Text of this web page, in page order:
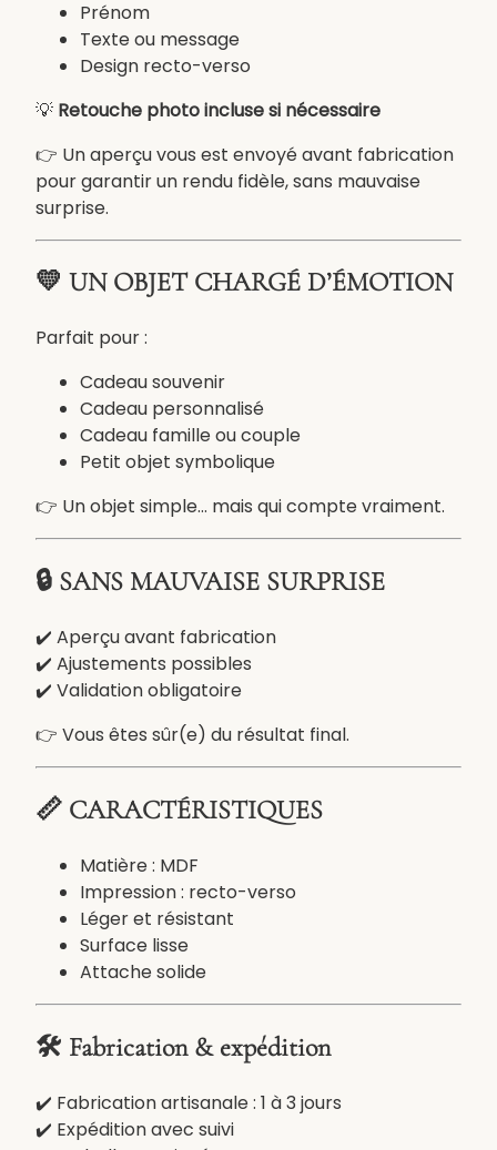
F
e
c
t
v
r
c
o
o
–
S
u
v
n
u
e
e
d
u
Prénom
Texte ou message
Design recto-verso
💡 Retouche photo incluse si nécessaire
👉 Un aperçu vous est envoyé avant fabrication
pour garantir un rendu fidèle, sans mauvaise
surprise.
💛 UN OBJET CHARGÉ D’ÉMOTION
Parfait pour :
Cadeau souvenir
Cadeau personnalisé
Cadeau famille ou couple
Petit objet symbolique
👉 Un objet simple… mais qui compte vraiment.
🔒 SANS MAUVAISE SURPRISE
✔️ Aperçu avant fabrication
✔️ Ajustements possibles
✔️ Validation obligatoire
👉 Vous êtes sûr(e) du résultat final.
📏 CARACTÉRISTIQUES
Matière : MDF
Impression : recto-verso
Léger et résistant
Surface lisse
Attache solide
🛠️ Fabrication & expédition
✔️ Fabrication artisanale : 1 à 3 jours
✔️ Expédition avec suivi